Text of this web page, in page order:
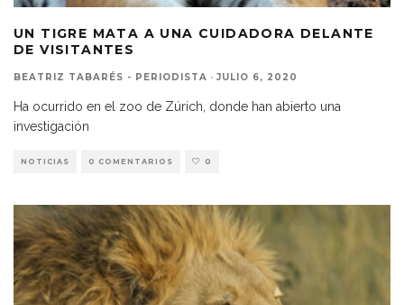
UN TIGRE MATA A UNA CUIDADORA DELANTE
DE VISITANTES
BEATRIZ TABARÉS - PERIODISTA · JULIO 6, 2020
Ha ocurrido en el zoo de Zúrich, donde han abierto una
investigación
NOTICIAS 0 COMENTARIOS 0